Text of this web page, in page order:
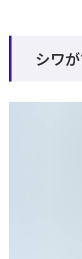
シワ